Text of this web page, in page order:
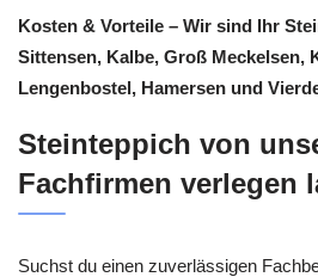
Kosten & Vorteile – Wir sind Ihr
Sittensen, Kalbe, Groß Meckelsen,
Lengenbostel, Hamersen und
Steinteppich von
Fachfirmen verlegen
Suchst du einen zuverlässigen